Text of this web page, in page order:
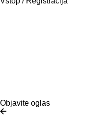
Objavite oglas